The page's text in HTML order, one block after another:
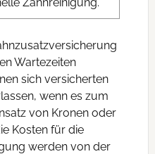
Wartezeiten
sich versicherten
wenn es zum
von Kronen oder
Kosten für die
werden von der